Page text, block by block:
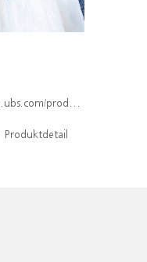
index/isin/DE000WA6KEW3
Produktdetail